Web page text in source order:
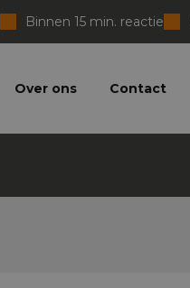
Binnen 15 min. reactie
Over ons Contact